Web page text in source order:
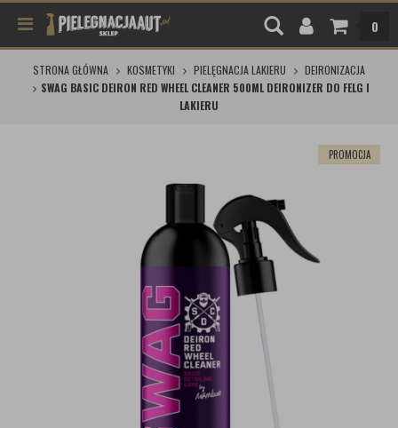
0
STRONA GŁÓWNA KOSMETYKI PIELĘGNACJA LAKIERU
DEIRONIZACJA
SWAG BASIC DEIRON RED WHEEL CLEANER 500ML DEIRONIZER DO FELG I
LAKIERU
PROMOCJA